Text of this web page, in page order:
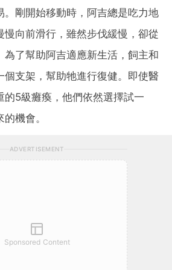
。剛開始移動時，阿吉總是吃力地
慢向前滑行，雖然步伐緩慢，卻從
為了幫助阿吉適應新生活，飼主和
個支架，幫助牠進行復健。即使醫
的5級癱瘓，他們依然選擇試一
機會。
ADVERTISEMENT
Sponsored Content